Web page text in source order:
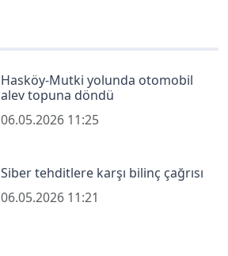
Hasköy-Mutki yolunda otomobil
alev topuna döndü
06.05.2026 11:25
Siber tehditlere karşı bilinç çağrısı
06.05.2026 11:21